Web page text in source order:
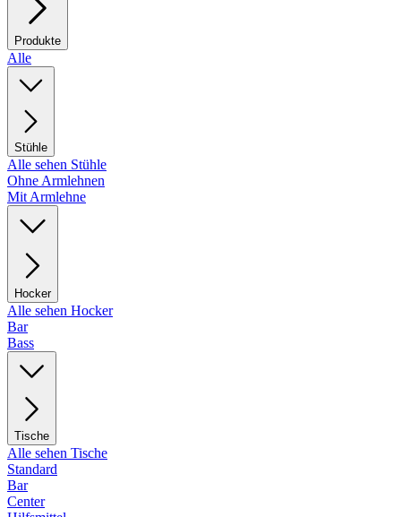
Produkte
Alle
Stühle
Alle sehen Stühle
Ohne Armlehnen
Mit Armlehne
Hocker
Alle sehen Hocker
Bar
Bass
Tische
Alle sehen Tische
Standard
Bar
Center